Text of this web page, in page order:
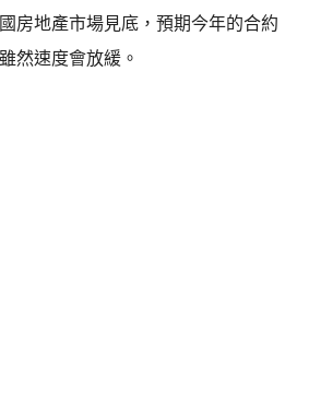
房地產市場見底，預期今年的合約
然速度會放緩。